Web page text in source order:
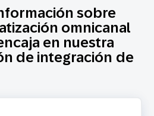
sobre
omnicanal
en nuestra
de integración de